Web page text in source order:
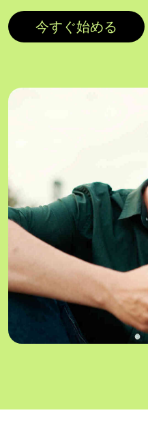
今すぐ始める